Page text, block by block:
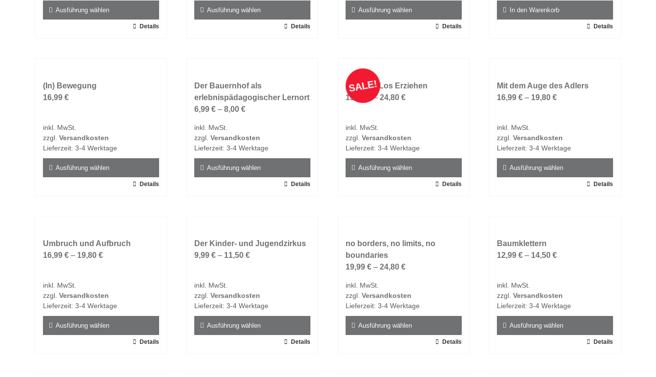
Ausführung wählen
auf.
Die
auf
der
gewählt
werden
Details
Ausführung wählen
auf.
Die
Optionen
auf
der
gewählt
werden
Details
Ausführung wählen
Varianten
auf.
Die
auf
der
gewählt
werden
Details
In den Warenkorb
Details
(In) Bewegung
16,99 €
inkl. MwSt.
zzgl. Versandkosten
Lieferzeit: 3-4 Werktage
Ausführung wählen
auf.
Die
auf
der
gewählt
werden
Details
Der Bauernhof als
erlebnispädagogischer Lernort
6,99 € – 8,00 €
inkl. MwSt.
zzgl. Versandkosten
Lieferzeit: 3-4 Werktage
Ausführung wählen
auf.
Die
auf
der
gewählt
werden
Details
SALE!
Grenzen Los Erziehen
15,00
–24,80 €
inkl. MwSt.
zzgl. Versandkosten
Lieferzeit: 3-4 Werktage
Ausführung wählen
auf.
Die
Optionen
auf
der
gewählt
werden
Details
Mit dem Auge des Adlers
16,99 € – 19,80 €
inkl. MwSt.
zzgl. Versandkosten
Lieferzeit: 3-4 Werktage
Ausführung wählen
auf.
Die
auf
der
gewählt
werden
Details
Umbruch und Aufbruch
16,99 € – 19,80 €
inkl. MwSt.
zzgl. Versandkosten
Lieferzeit: 3-4 Werktage
Ausführung wählen
Details
Der Kinder- und Jugendzirkus
9,99 € – 11,50 €
inkl. MwSt.
zzgl. Versandkosten
Lieferzeit: 3-4 Werktage
Ausführung wählen
Details
no borders, no limits, no
boundaries
19,99 € – 24,80 €
inkl. MwSt.
zzgl. Versandkosten
Lieferzeit: 3-4 Werktage
Ausführung wählen
Details
Baumklettern
12,99 € – 14,50 €
inkl. MwSt.
zzgl. Versandkosten
Lieferzeit: 3-4 Werktage
Ausführung wählen
Details